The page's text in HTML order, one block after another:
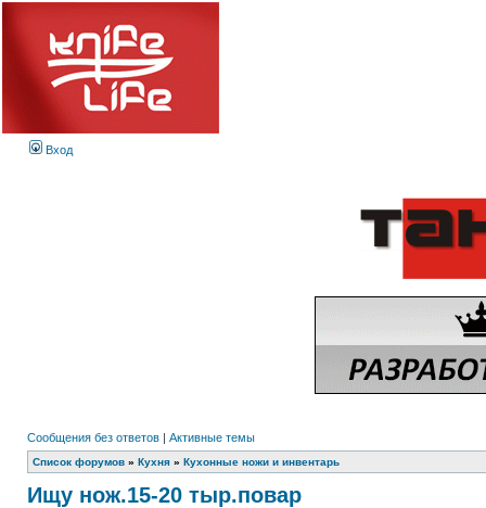
Вход
Сообщения без ответов | Активные темы
Список форумов » Кухня » Кухонные ножи и инвентарь
Ищу нож.15-20 тыр.повар